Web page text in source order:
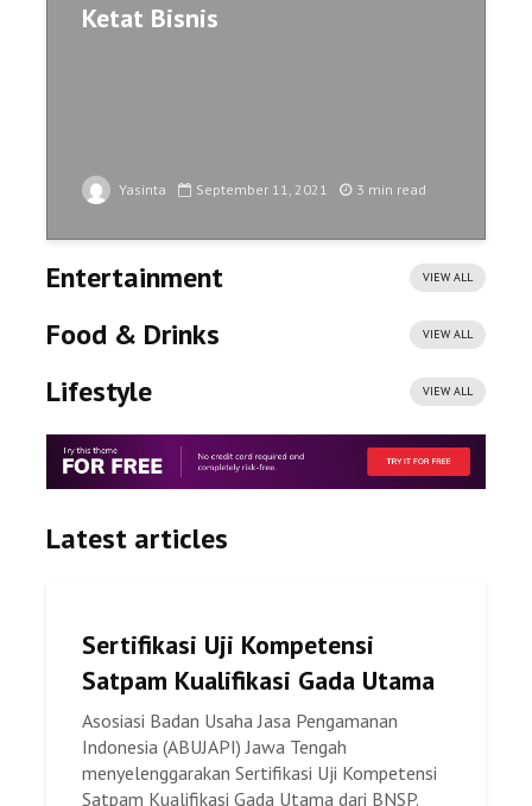
Ketat Bisnis
Yasinta September 11, 2021 3 min read
Entertainment VIEW ALL
Food & Drinks VIEW ALL
Lifestyle VIEW ALL
Latest articles
Sertifikasi Uji Kompetensi
Satpam Kualifikasi Gada Utama
Asosiasi Badan Usaha Jasa Pengamanan
Indonesia (ABUJAPI) Jawa Tengah
menyelenggarakan Sertifikasi Uji Kompetensi
Satpam Kualifikasi Gada Utama dari BNSP.